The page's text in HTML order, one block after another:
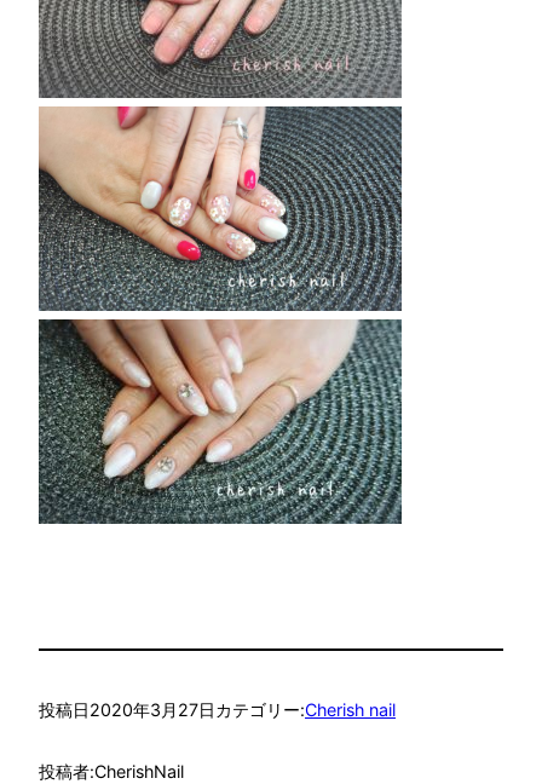
投稿日2020年3月27日カテゴリー:Cherish nail
投稿者:CherishNail